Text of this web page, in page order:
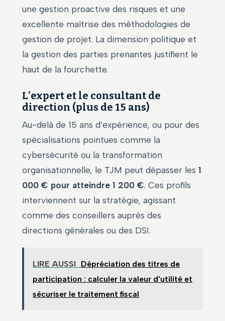
une gestion proactive des risques et une
excellente maîtrise des méthodologies de
gestion de projet. La dimension politique et
la gestion des parties prenantes justifient le
haut de la fourchette.
L’expert et le consultant de
direction (plus de 15 ans)
Au-delà de 15 ans d’expérience, ou pour des
spécialisations pointues comme la
cybersécurité ou la transformation
organisationnelle, le TJM peut dépasser les 1
000 € pour atteindre 1 200 €. Ces profils
interviennent sur la stratégie, agissant
comme des conseillers auprès des
directions générales ou des DSI.
LIRE AUSSI Dépréciation des titres de
participation : calculer la valeur d'utilité et
sécuriser le traitement fiscal